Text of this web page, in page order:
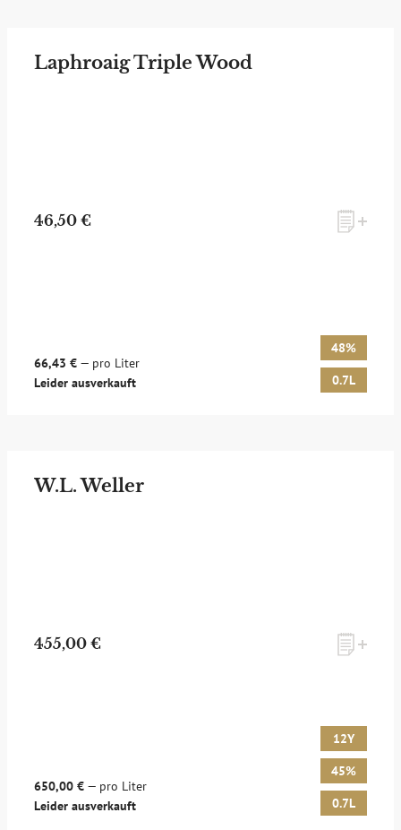
Laphroaig Triple Wood
46,50 €
66,43 € — pro Liter
Leider ausverkauft
48%
0.7L
W.L. Weller
455,00 €
650,00 € — pro Liter
Leider ausverkauft
12Y
45%
0.7L